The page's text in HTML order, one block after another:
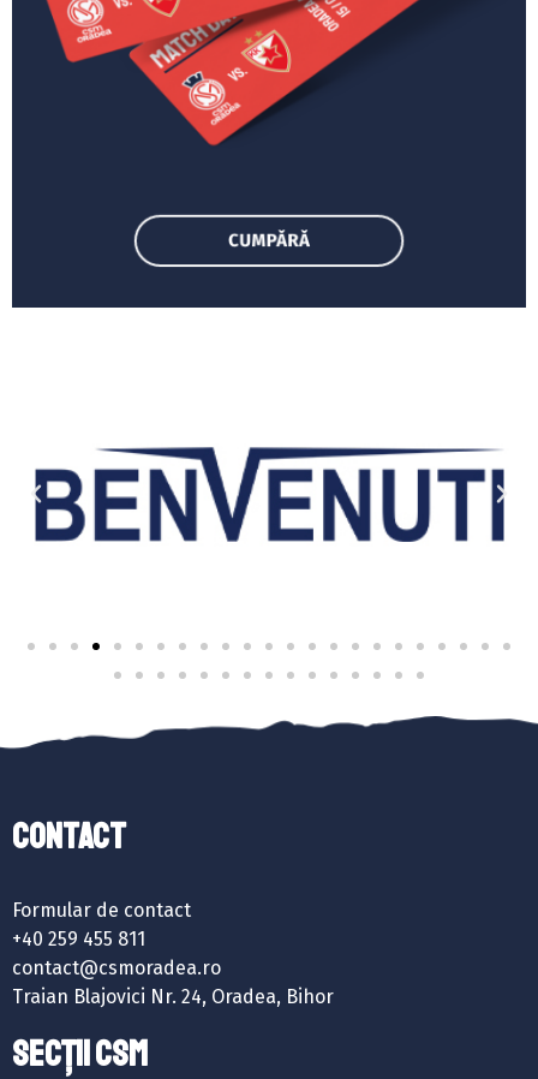
Contact
Formular de contact
+40 259 455 811
contact@csmoradea.ro
Traian Blajovici Nr. 24, Oradea, Bihor
SECȚII CSM